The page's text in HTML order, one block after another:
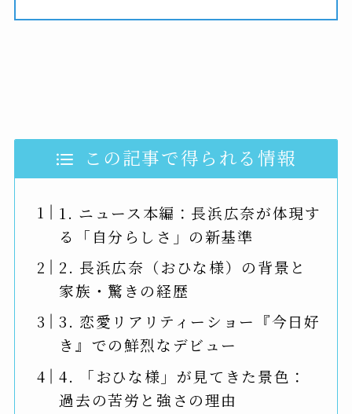
この記事で得られる情報
1. ニュース本編：長浜広奈が体現す
る「自分らしさ」の新基準
2. 長浜広奈（おひな様）の背景と
家族・驚きの経歴
3. 恋愛リアリティーショー『今日好
き』での鮮烈なデビュー
4. 「おひな様」が見てきた景色：
過去の苦労と強さの理由